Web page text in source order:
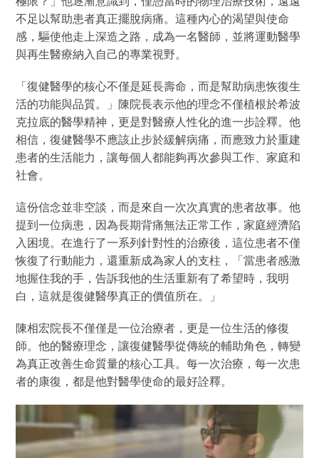
不足以幫助患者真正擺脫病痛。這種內心的渴望與使命
感，驅使他走上深造之路，成為一名醫師，並將運動醫學
與再生醫療納入自己的專業視野。
「復健醫學的核心不僅是延長壽命，而是幫助病患恢復生
活的功能與品質。」陳院長表示他的理念不僅植根於希波
克拉底的醫學精神，更是對醫療人性化的進一步詮釋。他
相信，復健醫學不應該止步於緩解病痛，而應致力於重建
患者的生活能力，讓每個人都能夠再次參與工作、家庭和
社會。
這份信念並非空談，而是來自一次次真實的患者故事。他
提到一位病患，因為長期背痛無法正常工作，家庭經濟陷
入困境。在進行了一系列針對性的治療後，這位患者不僅
恢復了行動能力，還重新成為家人的支柱，「當患者感激
地握住我的手，告訴我他的生活重新有了希望時，我明
白，這就是復健醫學真正的價值所在。」
陳相宏院長不僅僅是一位治療者，更是一位生活的修復
師。他的醫療理念，讓復健醫學從傳統的輔助角色，轉變
為真正改善生命質量的核心工具。每一次治療，每一次患
者的康復，都是他對醫學使命的最好詮釋。